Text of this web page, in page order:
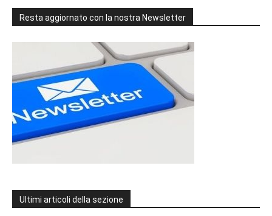
Resta aggiornato con la nostra Newsletter
Ultimi articoli della sezione